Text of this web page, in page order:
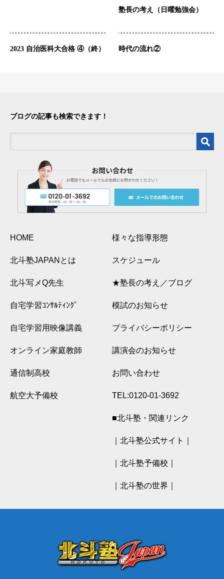
塾長の考え（日曜勉強会）
2023 自治医科大合格 ④（終） 時代の流れ②
ブログの記事も検索できます！
HOME
北斗塾JAPANとは
北斗写メQ先生
自宅学習ｺﾝｻﾙﾃｨﾝｸﾞ
自宅学習用映像講義
オンライン家庭教師
通信制高校
航空大予備校
様々な指導形態
スケジュール
★塾長の考え／ブログ
模試のお知らせ
プライバシーポリシー
講演会のお知らせ
お問い合わせ
TEL:0120-01-3692
■北斗塾・関連リンク
｜北斗塾公式サイト｜
｜北斗塾予備校｜
｜北斗塾の世界｜